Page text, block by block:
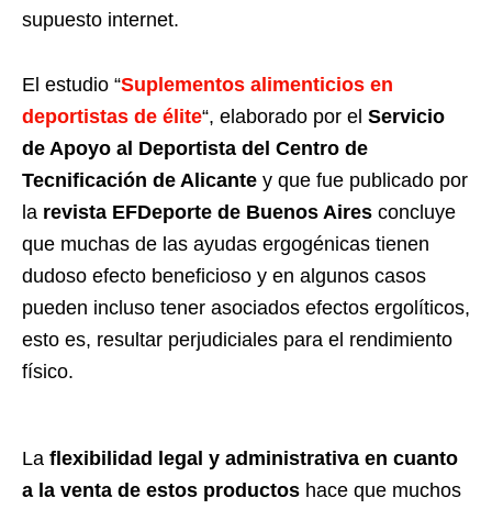
supuesto internet.
El estudio “Suplementos alimenticios en
deportistas de élite“, elaborado por el Servicio
de Apoyo al Deportista del Centro de
Tecnificación de Alicante y que fue publicado por
la revista EFDeporte de Buenos Aires concluye
que muchas de las ayudas ergogénicas tienen
dudoso efecto beneficioso y en algunos casos
pueden incluso tener asociados efectos ergolíticos,
esto es, resultar perjudiciales para el rendimiento
físico.
La flexibilidad legal y administrativa en cuanto
a la venta de estos productos hace que muchos